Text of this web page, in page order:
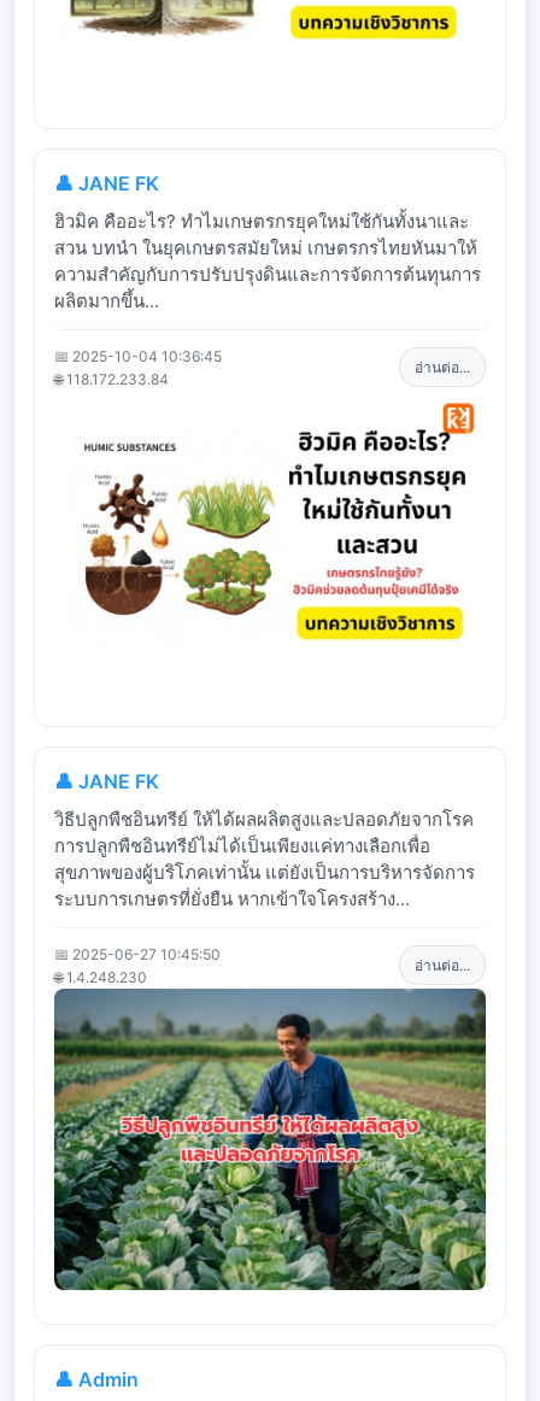
👤 JANE FK
ฮิวมิค คืออะไร? ทำไมเกษตรกรยุคใหม่ใช้กันทั้งนาและ
สวน บทนำ ในยุคเกษตรสมัยใหม่ เกษตรกรไทยหันมาให้
ความสำคัญกับการปรับปรุงดินและการจัดการต้นทุนการ
ผลิตมากขึ้น...
📅 2025-10-04 10:36:45
🌐 118.172.233.84
อ่านต่อ...
👤 JANE FK
วิธีปลูกพืชอินทรีย์ ให้ได้ผลผลิตสูงและปลอดภัยจากโรค
การปลูกพืชอินทรีย์ไม่ได้เป็นเพียงแค่ทางเลือกเพื่อ
สุขภาพของผู้บริโภคเท่านั้น แต่ยังเป็นการบริหารจัดการ
ระบบการเกษตรที่ยั่งยืน หากเข้าใจโครงสร้าง...
📅 2025-06-27 10:45:50
🌐 1.4.248.230
อ่านต่อ...
👤 Admin